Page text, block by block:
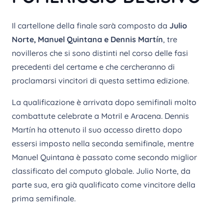
Il cartellone della finale sarà composto da Julio
Norte, Manuel Quintana e Dennis Martín, tre
novilleros che si sono distinti nel corso delle fasi
precedenti del certame e che cercheranno di
proclamarsi vincitori di questa settima edizione.
La qualificazione è arrivata dopo semifinali molto
combattute celebrate a Motril e Aracena. Dennis
Martín ha ottenuto il suo accesso diretto dopo
essersi imposto nella seconda semifinale, mentre
Manuel Quintana è passato come secondo miglior
classificato del computo globale. Julio Norte, da
parte sua, era già qualificato come vincitore della
prima semifinale.